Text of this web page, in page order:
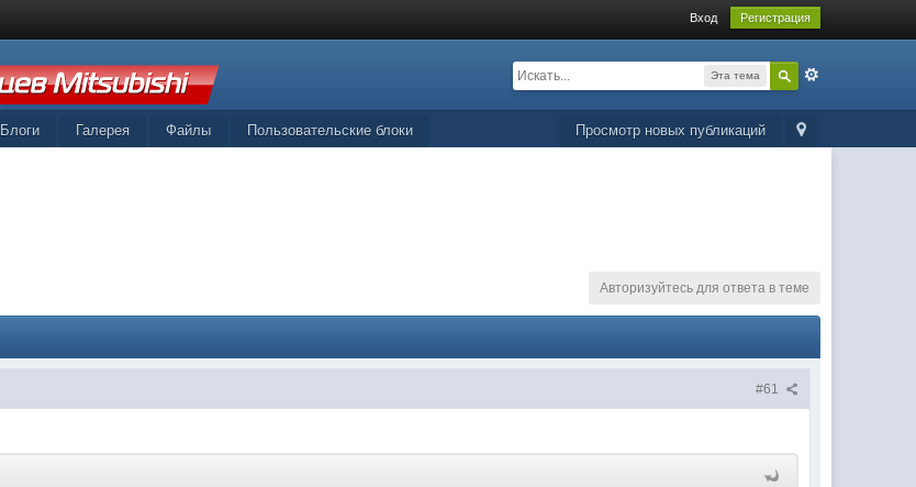
Вход Регистрация
Эта тема
Просмотр новых публикаций
Блоги Галерея Файлы Пользовательские блоки
Авторизуйтесь для ответа в теме
#61